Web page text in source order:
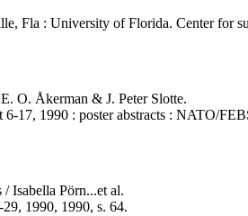
Fla : University of Florida. Center for
O. Åkerman & J. Peter Slotte.
17, 1990 : poster abstracts : NATO/
Isabella Pörn...et al.
1990, 1990, s. 64.